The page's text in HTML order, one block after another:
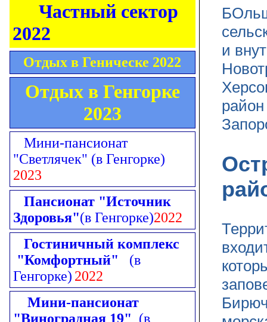
Частный сектор
2022
Отдых в Геническе 2022
Отдых в Генгорке
2023
Мини-пансионат
"Светлячек" (в Генгорке)
2023
Пансионат "Источник
Здоровья"(в Генгорке)2022
Гостиничный комплекс
"Комфортный" (в
Генгорке) 2022
Мини-пансионат
"Виноградная 19" (в
и